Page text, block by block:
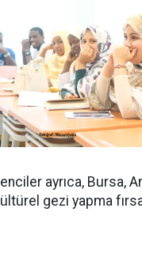
ayrıca, Bursa,
gezi yapma